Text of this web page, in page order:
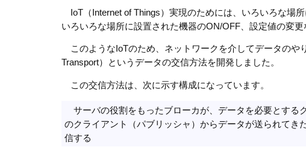
IoT（Internet of Things）実現のためには、いろいろな場
いろいろな場所に設置された機器のON/OFF、設定値の変
このようなIoTのため、ネットワークを介してデータのや
Transport）というデータの交信方法を開発しました。
この交信方法は、次に示す構成になっています。
サーバの役割をもったブローカが、データを必要とする
のクライアント（パブリッシャ）からデータが送られて
信する